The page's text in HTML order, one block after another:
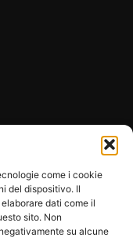
come i cookie
del dispositivo. Il
dati come il
sito. Non
su alcune